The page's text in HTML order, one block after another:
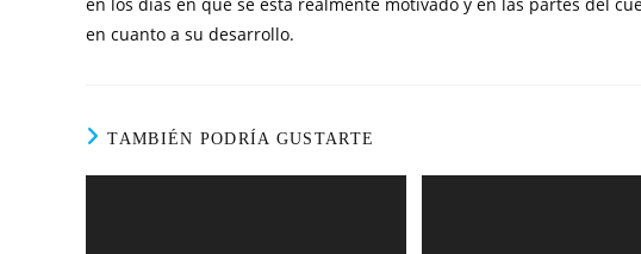
en cuanto a su desarrollo.
TAMBIÉN PODRÍA GUSTARTE